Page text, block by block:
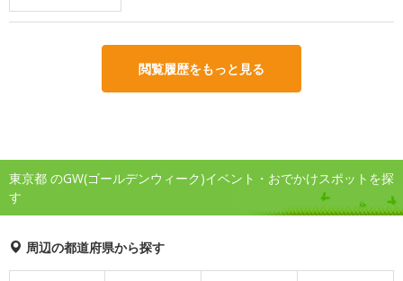
閲覧履歴をもっと見る
東京都 のGW(ゴールデンウィーク)イベント・おでかけスポットを探
す
周辺の都道府県から探す